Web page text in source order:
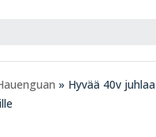
» Hyvää 40v juhlaa